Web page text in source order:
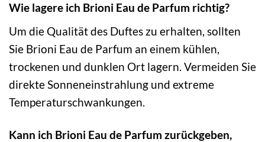
Wie lagere ich Brioni Eau de Parfum richtig?
Um die Qualität des Duftes zu erhalten, sollten
Sie Brioni Eau de Parfum an einem kühlen,
trockenen und dunklen Ort lagern. Vermeiden Sie
direkte Sonneneinstrahlung und extreme
Temperaturschwankungen.
Kann ich Brioni Eau de Parfum zurückgeben,